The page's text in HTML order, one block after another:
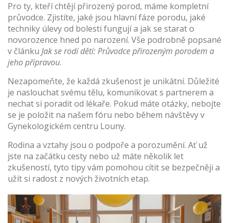
Pro ty, kteří chtějí přirozený porod, máme kompletní
průvodce. Zjistíte, jaké jsou hlavní fáze porodu, jaké
techniky úlevy od bolesti fungují a jak se starat o
novorozence hned po narození. Vše podrobně popsané
v článku Jak se rodí dětí: Průvodce přirozeným porodem a
jeho přípravou.
Nezapomeňte, že každá zkušenost je unikátní. Důležité
je naslouchat svému tělu, komunikovat s partnerem a
nechat si poradit od lékaře. Pokud máte otázky, nebojte
se je položit na našem fóru nebo během návštěvy v
Gynekologickém centru Louny.
Rodina a vztahy jsou o podpoře a porozumění. Ať už
jste na začátku cesty nebo už máte několik let
zkušeností, tyto tipy vám pomohou cítit se bezpečněji a
užít si radost z nových životních etap.